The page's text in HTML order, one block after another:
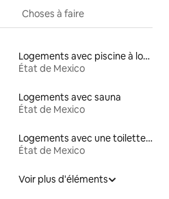
Choses à faire
Logements avec piscine à louer
État de Mexico
Logements avec sauna
État de Mexico
Logements avec une toilette à une hauteur accessible
État de Mexico
Voir plus d'éléments